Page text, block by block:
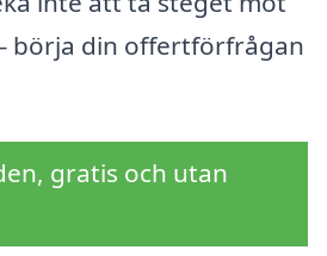
börja din offertförfrågan
gratis och utan